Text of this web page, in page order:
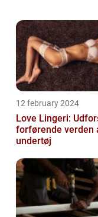
12 february 2024
Love Lingeri:
forførende verden
undertøj